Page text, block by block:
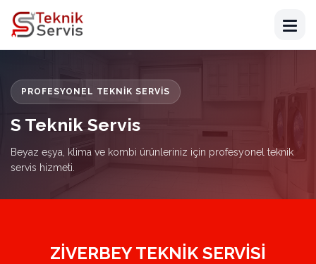
PROFESYONEL TEKNIK SERVIS
S Teknik Servis
Beyaz eşya, klima ve kombi ürünleriniz için profesyonel teknik
servis hizmeti.
ZIVERBEY TEKNIK SERVISI